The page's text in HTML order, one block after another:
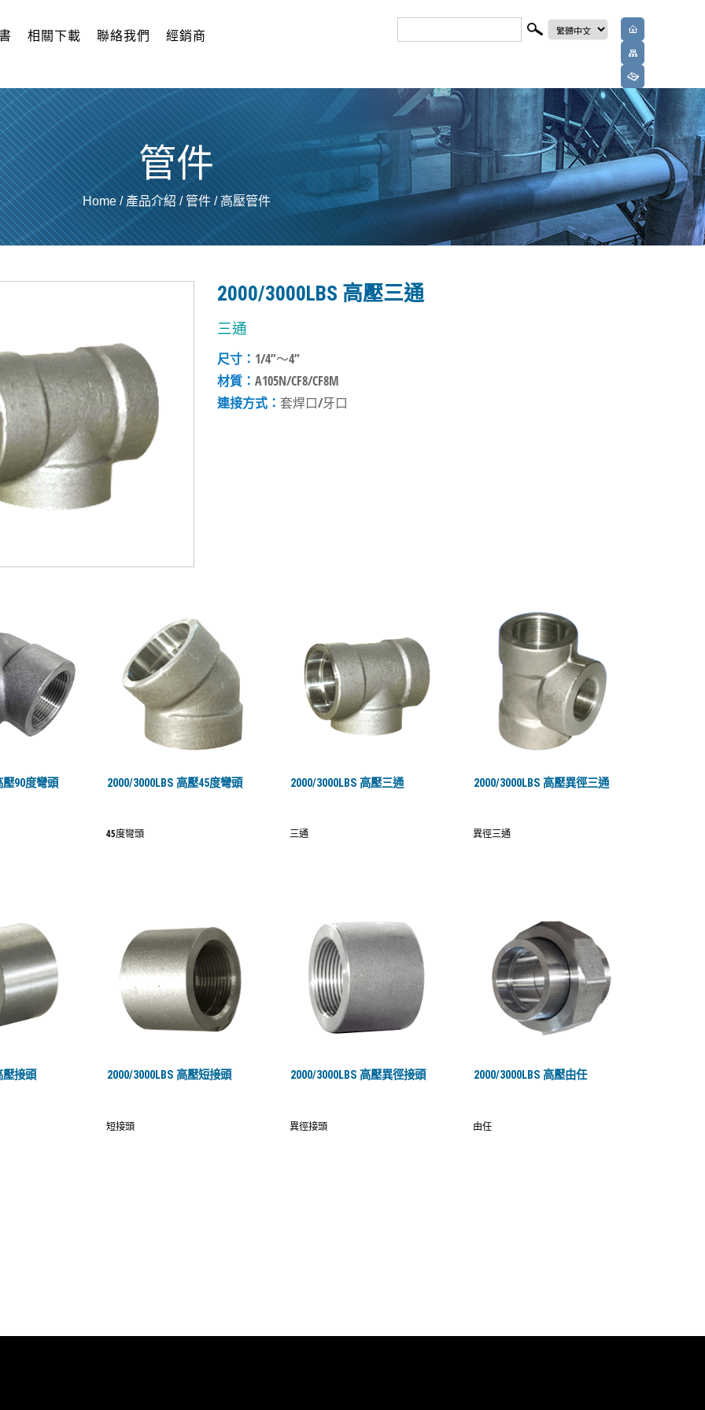
相關下載 聯絡我們 經銷商
管件
Home/產品介紹/管件/高壓管件
2000/3000LBS 高壓三通
三通
尺寸： 1/4”～4”
材質：A105N/CF8/CF8M
連接方式： 套焊口/牙口
壓90度彎頭 2000/3000LBS 高壓45度彎頭
45度彎頭
2000/3000LBS 高壓三通
三通
2000/3000LBS 高壓異徑三通
異徑三通
壓接頭 2000/3000LBS 高壓短接頭
短接頭
2000/3000LBS 高壓異徑接頭
異徑接頭
2000/3000LBS 高壓由任
由任